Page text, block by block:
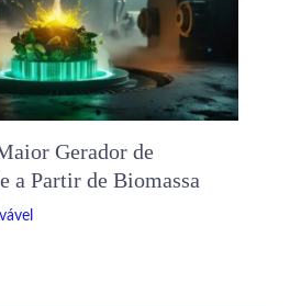
Gerador de
a Partir de Biomassa